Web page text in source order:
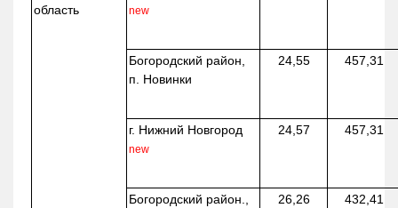
область
new
Богородский район,
п. Новинки
24,55 457,31
г. Нижний Новгород
new
24,57 457,31
Богородский район.,
26,26 432,41